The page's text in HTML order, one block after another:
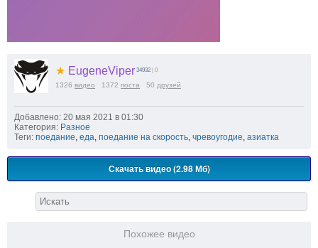
★ EugeneViper 34932 | 0
1326 видео 1372 поста 50 друзей
Добавлено: 20 мая 2021 в 01:30
Категория: Разное
Теги: поедание еда поедание на скорость чревоугодие азиатка
Скачать видео (2.98 Мб)
Похожее видео